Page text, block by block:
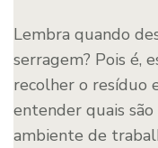
Lembra quando
serragem? Pois é,
recolher o resíduo
entender quais são
ambiente de